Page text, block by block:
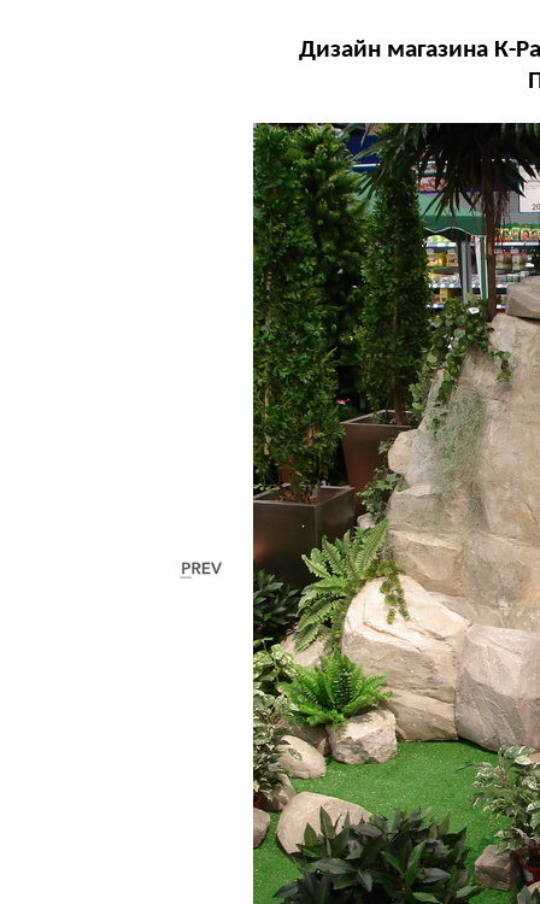
Дизайн магазина К-